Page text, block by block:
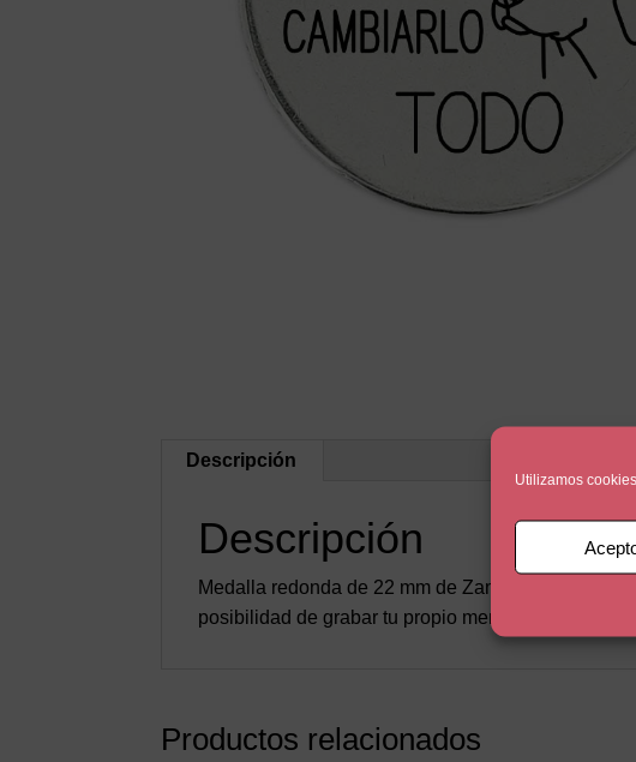
Utilizamos
Descripción
Descripción
Medalla redonda de 22 mm de Zamak con un
posibilidad de grabar tu propio mensaje en la otra
Productos relacionados